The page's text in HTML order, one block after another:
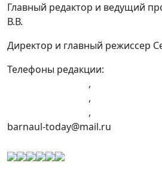
Главный редактор и ведущий
В.В.
Директор и главный режиссер
Телефоны редакции:
,
,
,
barnaul-today@mail.ru